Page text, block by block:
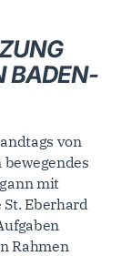
BADEN-
von
mit
Eberhard
Rahmen